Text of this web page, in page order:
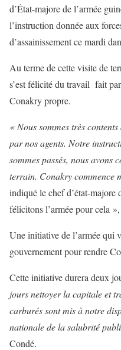
d’État-majore de l’armée
l’instruction donnée aux
d’assainissement ce mardi
Au terme de cette visite de
s’est félicité du travail fait
Conakry propre.
« Nous sommes très
par nos agents. Notre
sommes passés, nous avons
terrain. Conakry commence
indiqué le chef d’état-majore
félicitons l’armée pour cela
Une initiative de l’armée
gouvernement pour rendre
Cette initiative durera deux
jours nettoyer la capitale et
carburés sont mis à notre
nationale de la salubrité
Condé.